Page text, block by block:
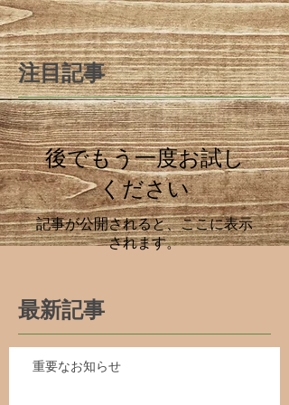
注目記事
後でもう一度お試し
ください
記事が公開されると、ここに表示
されます。
最新記事
重要なお知らせ